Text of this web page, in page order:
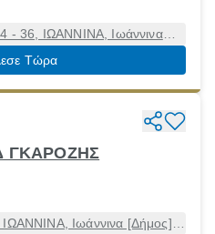
- 36, ΙΩΑΝΝΙΝΑ, Ιωάννινα
45333
Τώρα
ΓΚΑΡΟΖΗΣ
Ιωάννινα [Δήμος],